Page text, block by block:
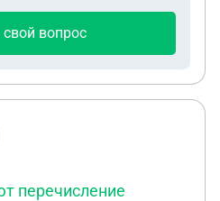
вопрос
перечисление